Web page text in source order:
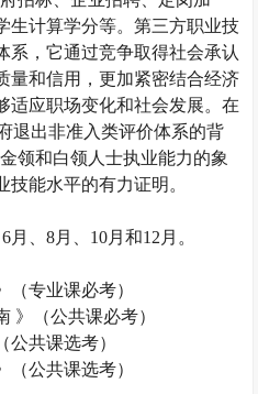
生计算学分等。第三方职业技
系，它通过竞争取得社会承认
量和信用，更加紧密结合经济
适应职场变化和社会发展。在
退出非准入类评价体系的背
领和白领人士执业能力的象
能水平的有力证明。
月、8月、10月和12月。
（专业课必考）
》（公共课必考）
公共课选考）
（公共课选考）